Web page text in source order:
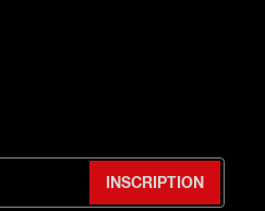
INSCRIPTION